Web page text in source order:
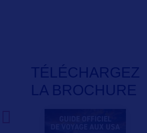
TÉLÉCHARGEZ
LA BROCHURE